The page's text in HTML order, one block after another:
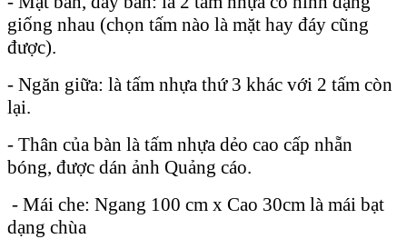
giống nhau (chọn tấm nào là mặt hay đáy cũng
được).
- Ngăn giữa: là tấm nhựa thứ 3 khác với 2 tấm còn
lại.
- Thân của bàn là tấm nhựa dẻo cao cấp nhẵn
bóng, được dán ảnh Quảng cáo.
- Mái che: Ngang 100 cm x Cao 30cm là mái bạt
dạng chùa